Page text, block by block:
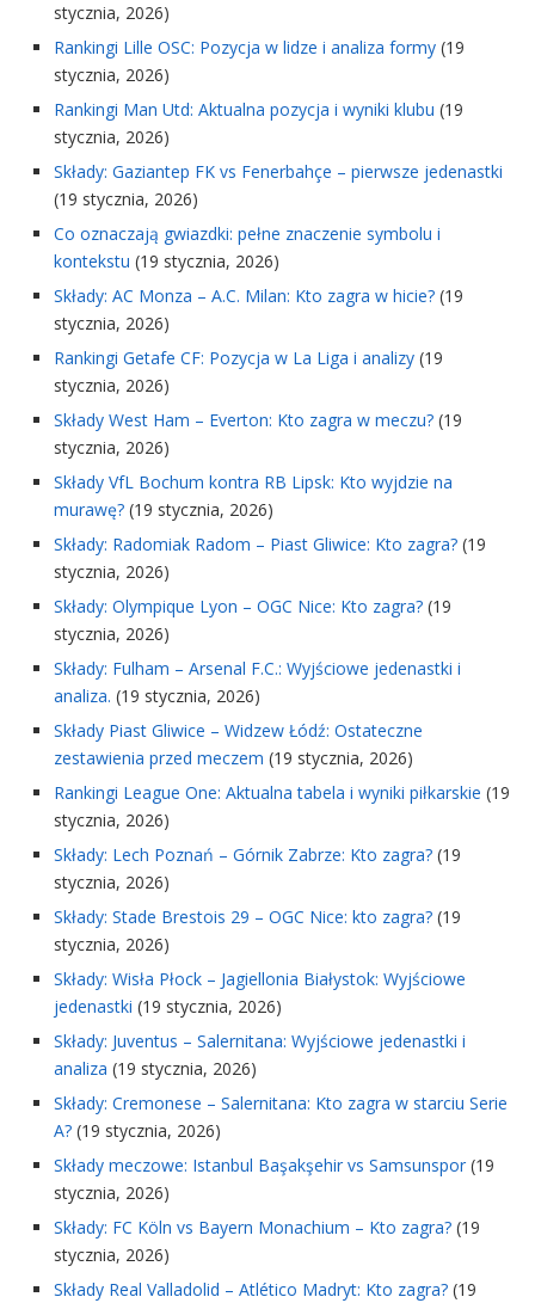
stycznia, 2026)
Rankingi Lille OSC: Pozycja w lidze i analiza formy (19
stycznia, 2026)
Rankingi Man Utd: Aktualna pozycja i wyniki klubu (19
stycznia, 2026)
Składy: Gaziantep FK vs Fenerbahçe – pierwsze jedenastki
(19 stycznia, 2026)
Co oznaczają gwiazdki: pełne znaczenie symbolu i
kontekstu (19 stycznia, 2026)
Składy: AC Monza – A.C. Milan: Kto zagra w hicie? (19
stycznia, 2026)
Rankingi Getafe CF: Pozycja w La Liga i analizy (19
stycznia, 2026)
Składy West Ham – Everton: Kto zagra w meczu? (19
stycznia, 2026)
Składy VfL Bochum kontra RB Lipsk: Kto wyjdzie na
murawę? (19 stycznia, 2026)
Składy: Radomiak Radom – Piast Gliwice: Kto zagra? (19
stycznia, 2026)
Składy: Olympique Lyon – OGC Nice: Kto zagra? (19
stycznia, 2026)
Składy: Fulham – Arsenal F.C.: Wyjściowe jedenastki i
analiza. (19 stycznia, 2026)
Składy Piast Gliwice – Widzew Łódź: Ostateczne
zestawienia przed meczem (19 stycznia, 2026)
Rankingi League One: Aktualna tabela i wyniki piłkarskie (19
stycznia, 2026)
Składy: Lech Poznań – Górnik Zabrze: Kto zagra? (19
stycznia, 2026)
Składy: Stade Brestois 29 – OGC Nice: kto zagra? (19
stycznia, 2026)
Składy: Wisła Płock – Jagiellonia Białystok: Wyjściowe
jedenastki (19 stycznia, 2026)
Składy: Juventus – Salernitana: Wyjściowe jedenastki i
analiza (19 stycznia, 2026)
Składy: Cremonese – Salernitana: Kto zagra w starciu Serie
A? (19 stycznia, 2026)
Składy meczowe: Istanbul Başakşehir vs Samsunspor (19
stycznia, 2026)
Składy: FC Köln vs Bayern Monachium – Kto zagra? (19
stycznia, 2026)
Składy Real Valladolid – Atlético Madryt: Kto zagra? (19